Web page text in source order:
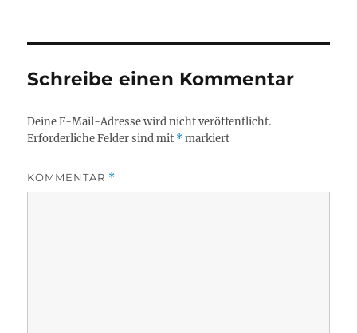
Schreibe einen Kommentar
Deine E-Mail-Adresse wird nicht veröffentlicht.
Erforderliche Felder sind mit *markiert
KOMMENTAR *